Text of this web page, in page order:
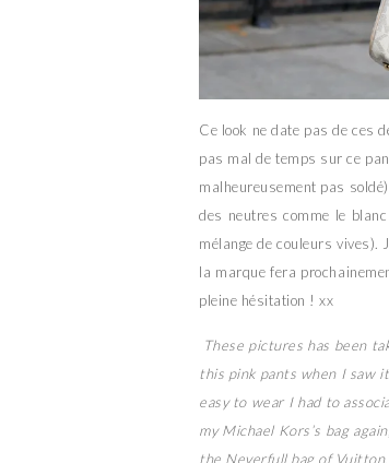
Ce look ne date pas de ces
pas mal de temps sur ce
malheureusement pas
des neutres comme le
mélange de couleurs vives).
la marque fera
pleine hésitation ! xx
These pictures has been
this pink pants when I saw
easy to wear I had to
my Michael Kors’s bag
the Neverfull bag of